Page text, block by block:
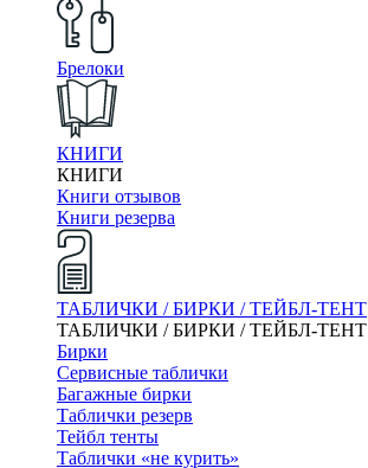
Брелоки
КНИГИ
КНИГИ
Книги отзывов
Книги резерва
ТАБЛИЧКИ / БИРКИ / ТЕЙБЛ-ТЕНТ
ТАБЛИЧКИ / БИРКИ / ТЕЙБЛ-ТЕНТ
Бирки
Сервисные таблички
Багажные бирки
Таблички резерв
Тейбл тенты
Таблички «не курить»